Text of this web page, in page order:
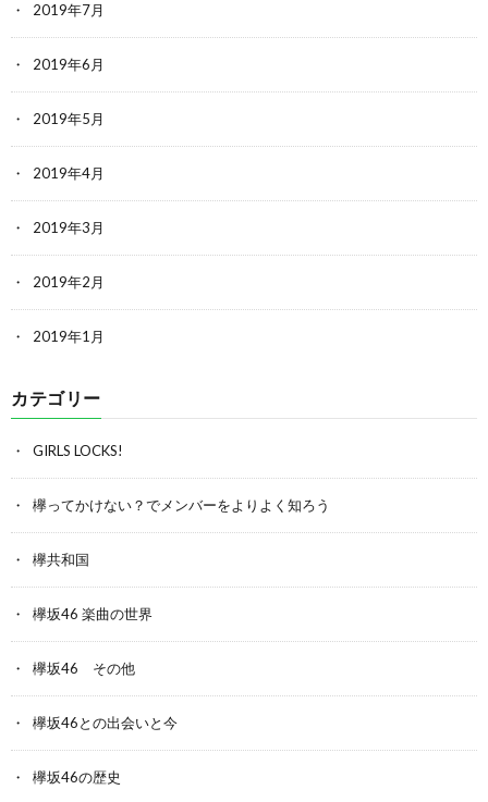
2019年7月
2019年6月
2019年5月
2019年4月
2019年3月
2019年2月
2019年1月
カテゴリー
GIRLS LOCKS!
欅ってかけない？でメンバーをよりよく知ろう
欅共和国
欅坂46 楽曲の世界
欅坂46 その他
欅坂46との出会いと今
欅坂46の歴史